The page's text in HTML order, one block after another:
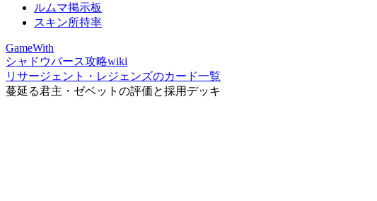
ルムマ掲示板
スキン所持率
GameWith
シャドウバース攻略wiki
リサージェント・レジェンズのカード一覧
蔓延る君主・ゼベットの評価と採用デッキ